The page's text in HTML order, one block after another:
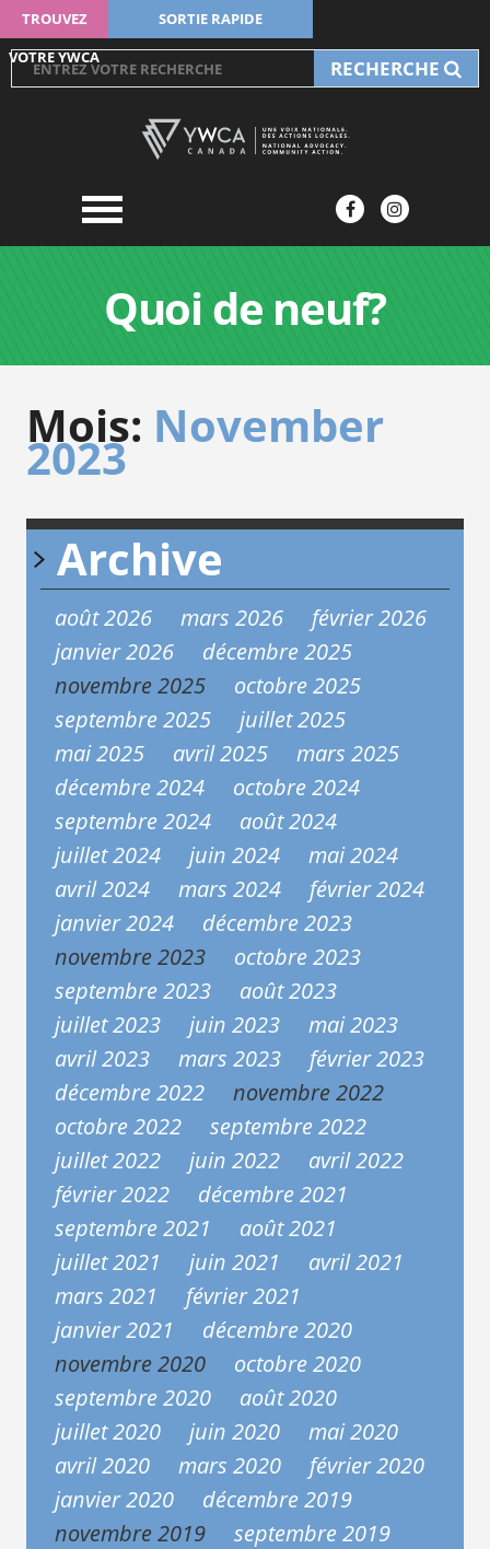
TROUVEZ
VOTRE YWCA
SORTIE RAPIDE
RECHERCHE
Quoi de neuf?
Mois: November
2023
Archive
août 2026 mars 2026
février 2026
janvier 2026
décembre 2025
novembre 2025
octobre 2025
septembre 2025
juillet 2025
mai 2025
avril 2025
mars 2025
décembre 2024
octobre 2024
septembre 2024
août 2024
juillet 2024
juin 2024
mai 2024
avril 2024
mars 2024
février 2024
janvier 2024
décembre 2023
novembre 2023
octobre 2023
septembre 2023
août 2023
juillet 2023
juin 2023
mai 2023
avril 2023
mars 2023
février 2023
décembre 2022
novembre 2022
octobre 2022
septembre 2022
juillet 2022
juin 2022
avril 2022
février 2022
décembre 2021
septembre 2021
août 2021
juillet 2021
juin 2021
avril 2021
mars 2021
février 2021
janvier 2021
décembre 2020
novembre 2020
octobre 2020
septembre 2020
août 2020
juillet 2020
juin 2020
mai 2020
avril 2020
mars 2020
février 2020
janvier 2020
décembre 2019
novembre 2019
septembre 2019